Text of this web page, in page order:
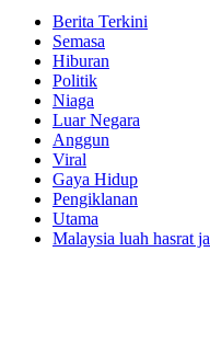
Berita Terkini
Semasa
Hiburan
Politik
Niaga
Luar Negara
Anggun
Viral
Gaya Hidup
Pengiklanan
Utama
Malaysia luah hasrat